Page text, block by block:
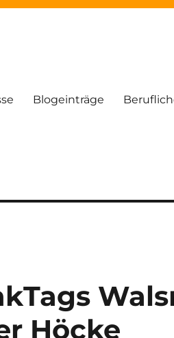
Blogeinträge
Höcke